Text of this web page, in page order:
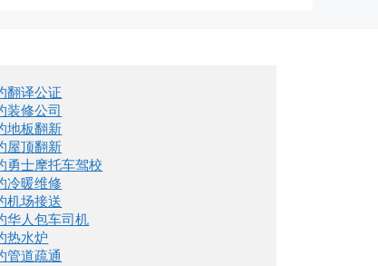
翻译公证
装修公司
地板翻新
屋顶翻新
勇士摩托车驾校
冷暖维修
机场接送
华人包车司机
热水炉
管道疏通